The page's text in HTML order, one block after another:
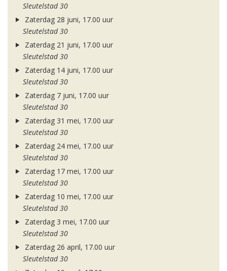
Sleutelstad 30
Zaterdag 28 juni, 17.00 uur
Sleutelstad 30
Zaterdag 21 juni, 17.00 uur
Sleutelstad 30
Zaterdag 14 juni, 17.00 uur
Sleutelstad 30
Zaterdag 7 juni, 17.00 uur
Sleutelstad 30
Zaterdag 31 mei, 17.00 uur
Sleutelstad 30
Zaterdag 24 mei, 17.00 uur
Sleutelstad 30
Zaterdag 17 mei, 17.00 uur
Sleutelstad 30
Zaterdag 10 mei, 17.00 uur
Sleutelstad 30
Zaterdag 3 mei, 17.00 uur
Sleutelstad 30
Zaterdag 26 april, 17.00 uur
Sleutelstad 30